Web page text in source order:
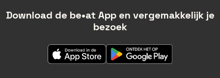
Download de be•at App en vergemakkelijk je
bezoek